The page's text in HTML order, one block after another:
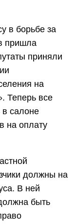
в борьбе за
пришла
приняли
на
Теперь все
в салоне
на оплату
должны на
В ней
быть